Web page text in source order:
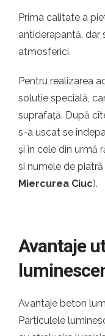
Prima calitate a
antiderapantă, dar
atmosferici.
Pentru realizarea
solutie specială,
suprafață. După
s-a uscat se
și în cele din urmă
si numele de
Miercurea Ciuc).
Avantaje
Avantaje beton
Particulele